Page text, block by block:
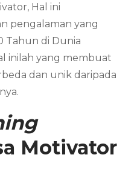
Hal ini
pengalaman yang
Tahun di Dunia
inilah yang membuat
dan unik daripada
Motivator